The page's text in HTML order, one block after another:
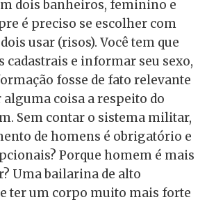
dois banheiros, feminino e
é preciso se escolher com
usar (risos). Você tem que
cadastrais e informar seu sexo,
fosse de fato relevante
coisa a respeito do
Sem contar o sistema militar,
de homens é obrigatório e
Porque homem é mais
Uma bailarina de alto
ter um corpo muito mais forte